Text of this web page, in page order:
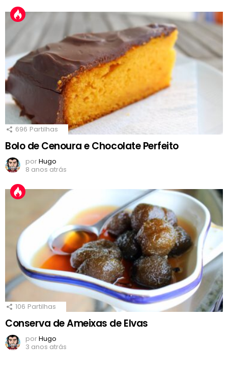
696 Partilhas
Bolo de Cenoura e Chocolate Perfeito
porHugo
8 anos atrás
106 Partilhas
Conserva de Ameixas de Elvas
porHugo
3 anos atrás